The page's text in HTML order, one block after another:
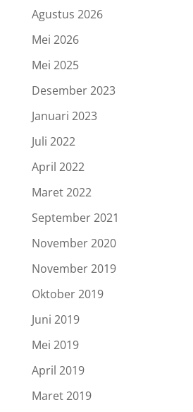
Agustus 2026
Mei 2026
Mei 2025
Desember 2023
Januari 2023
Juli 2022
April 2022
Maret 2022
September 2021
November 2020
November 2019
Oktober 2019
Juni 2019
Mei 2019
April 2019
Maret 2019